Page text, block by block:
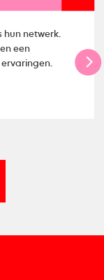
netwerk.
een